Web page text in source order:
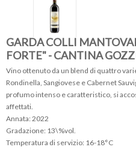
GARDA COLLI
FORTE" - CANTINA
Vino ottenuto da un blend di quattro
Rondinella, Sangiovese e Cabernet
profumo intenso e caratteristico, si
affettati.
Annata: 2022
Gradazione: 13\%vol.
Temperatura di servizio: 16-18°C